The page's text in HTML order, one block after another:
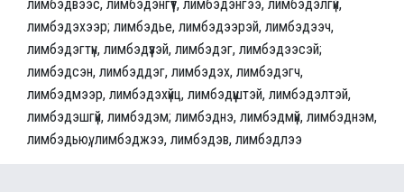
лимбэдвээс, лимбэдэнгүүт, лимбэдэнгээ, лимбэдэлгүй,
лимбэдэхээр; лимбэдье, лимбэдээрэй, лимбэдээч,
лимбэдэгтүн, лимбэдүүзэй, лимбэдэг, лимбэдээсэй;
лимбэдсэн, лимбэддэг, лимбэдэх, лимбэдэгч,
лимбэдмээр, лимбэдэхүйц, лимбэдүүштэй, лимбэдэлтэй,
лимбэдэшгүй, лимбэдэм; лимбэднэ, лимбэдмүй, лимбэднэм,
лимбэдьюү, лимбэджээ, лимбэдэв, лимбэдлээ